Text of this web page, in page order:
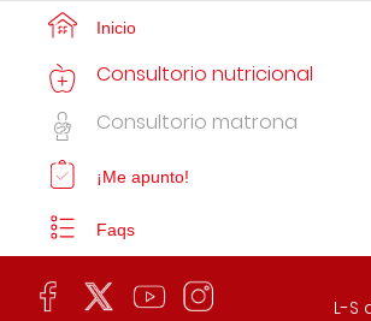
Inicio
Consultorio nutricional
Consultorio matrona
¡Me apunto!
Faqs
L-S